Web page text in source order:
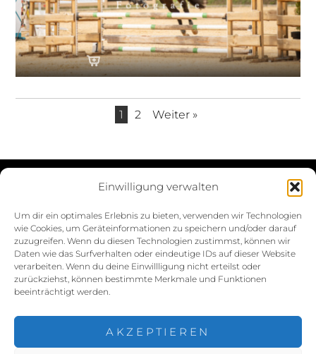
Einwilligung verwalten
Um dir ein optimales Erlebnis zu bieten, verwenden wir Technologien
wie Cookies, um Geräteinformationen zu speichern und/oder darauf
zuzugreifen. Wenn du diesen Technologien zustimmst, können wir
Daten wie das Surfverhalten oder eindeutige IDs auf dieser Website
verarbeiten. Wenn du deine Einwillligung nicht erteilst oder
zurückziehst, können bestimmte Merkmale und Funktionen
beeinträchtigt werden.
AKZEPTIEREN
1 2 Weiter »
Impressum
Cookie-Richtlinie (EU)